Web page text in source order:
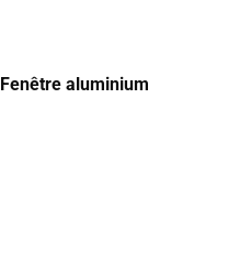
Fenêtre aluminium